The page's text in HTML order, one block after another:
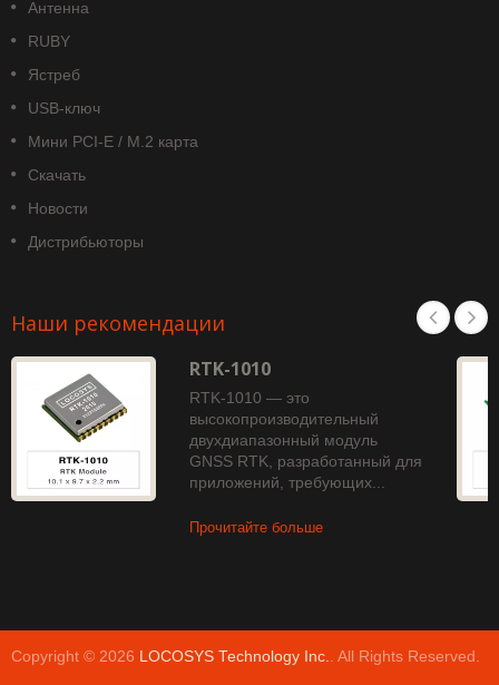
Антенна
RUBY
Ястреб
USB-ключ
Мини PCI-E / M.2 карта
Скачать
Новости
Дистрибьюторы
Наши рекомендации
RTK-1010
RTK-1010 — это
высокопроизводительный
двухдиапазонный модуль
GNSS RTK, разработанный для
приложений, требующих...
Прочитайте больше
Copyright © 2026 LOCOSYS Technology Inc.. All Rights Reserved.